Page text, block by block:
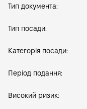
Тип документа:
Тип посади:
Категорія посади:
Період подання:
Високий ризик: